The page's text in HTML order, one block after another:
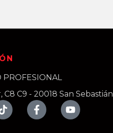
C8 C9 - 20018 San Sebastián